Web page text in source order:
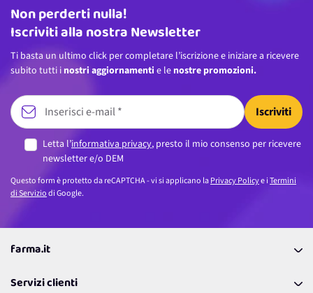
Indirizzo email
Non perderti nulla!
Iscriviti alla nostra Newsletter
Ti basta un ultimo click per completare l’iscrizione e iniziare a ricevere
subito tutti i nostri aggiornamenti e le nostre promozioni.
Iscriviti
Letta l’informativa privacy, presto il mio consenso per ricevere
newsletter e/o DEM
Questo form è protetto da reCAPTCHA - vi si applicano laPrivacy Policye iTermini
di Serviziodi Google.
farma.it
Coupon
Servizi clienti